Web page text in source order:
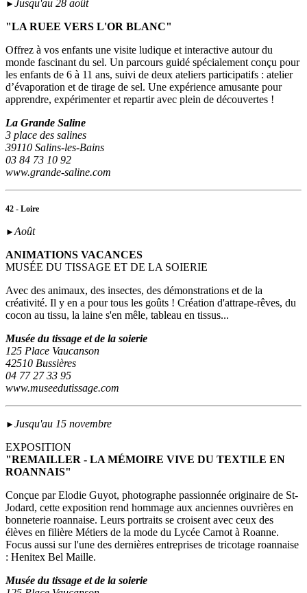
► Jusqu'au 28 août
"LA RUEE VERS L'OR BLANC"
Offrez à vos enfants une visite ludique et interactive autour du
monde fascinant du sel. Un parcours guidé spécialement conçu pour
les enfants de 6 à 11 ans, suivi de deux ateliers participatifs : atelier
d’évaporation et de tirage de sel. Une expérience amusante pour
apprendre, expérimenter et repartir avec plein de découvertes !
La Grande Saline
3 place des salines
39110 Salins-les-Bains
03 84 73 10 92
www.grande-saline.com
42 - Loire
►Août
ANIMATIONS VACANCES
MUSÉE DU TISSAGE ET DE LA SOIERIE
Avec des animaux, des insectes, des démonstrations et de la
créativité. Il y en a pour tous les goûts ! Création d'attrape-rêves, du
cocon au tissu, la laine s'en mêle, tableau en tissus...
Musée du tissage et de la soierie
125 Place Vaucanson
42510 Bussières
04 77 27 33 95
www.museedutissage.com
► Jusqu'au 15 novembre
EXPOSITION
"REMAILLER - LA MÉMOIRE VIVE DU TEXTILE EN
ROANNAIS"
Conçue par Elodie Guyot, photographe passionnée originaire de St-
Jodard, cette exposition rend hommage aux anciennes ouvrières en
bonneterie roannaise. Leurs portraits se croisent avec ceux des
élèves en filière Métiers de la mode du Lycée Carnot à Roanne.
Focus aussi sur l'une des dernières entreprises de tricotage roannaise
: Henitex Bel Maille.
Musée du tissage et de la soierie